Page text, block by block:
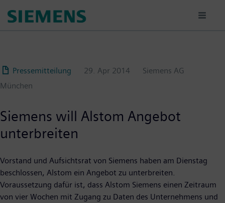
para
Pressemitteilung
29. Apr 2014
Siemens AG
München
Siemens will Alstom Angebot
unterbreiten
Vorstand und Aufsichtsrat von Siemens haben am Dienstag
beschlossen, Alstom ein Angebot zu unterbreiten.
Voraussetzung dafür ist, dass Alstom Siemens einen Zeitraum
von vier Wochen mit Zugang zu Daten des Unternehmens und